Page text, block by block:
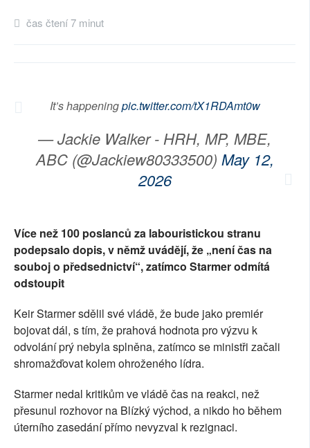
čas čtení 7 minut
It’s happeningpic.twitter.com/tX1RDAmt0w
— Jackie Walker - HRH, MP, MBE,
ABC (@Jackiew80333500) May 12,
2026
Více než 100 poslanců za labouristickou stranu
podepsalo dopis, v němž uvádějí, že „není čas na
souboj o předsednictví“, zatímco Starmer odmítá
odstoupit
Keir Starmer sdělil své vládě, že bude jako premiér
bojovat dál, s tím, že prahová hodnota pro výzvu k
odvolání prý nebyla splněna, zatímco se ministři začali
shromažďovat kolem ohroženého lídra.
Starmer nedal kritikům ve vládě čas na reakci, než
přesunul rozhovor na Blízký východ, a nikdo ho během
úterního zasedání přímo nevyzval k rezignaci.